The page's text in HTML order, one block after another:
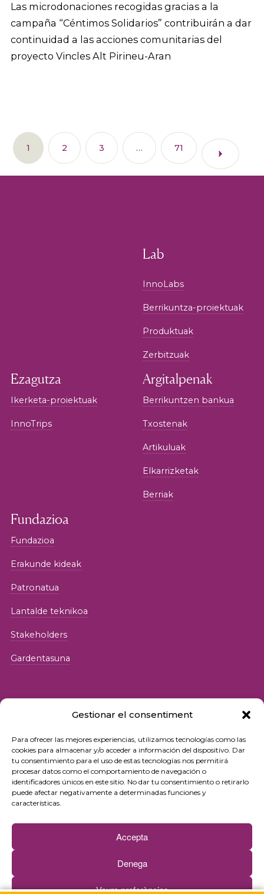
Gestionar el consentiment
Para ofrecer las mejores experiencias, utilizamos tecnologías como las
cookies para almacenar y/o acceder a información del dispositivo. Dar
tu consentimiento para el uso de estas tecnologías nos permitirá
procesar datos como el comportamiento de navegación o
identificadores únicos en este sitio. No dar tu consentimiento o retirarlo
puede afectar negativamente a determinadas funciones y
características.
Accepta
Denega
Veure preferències
Las microdonaciones recogidas gracias a la
campaña “Céntimos Solidarios” contribuirán a dar
continuidad a las acciones comunitarias del
proyecto Vincles Alt Pirineu-Aran
1 2 3 … 71
Lab
InnoLabs
Berrikuntza-proiektuak
Produktuak
Zerbitzuak
Ezagutza
Ikerketa-proiektuak
InnoTrips
Argitalpenak
Berrikuntzen bankua
Txostenak
Artikuluak
Elkarrizketak
Berriak
Fundazioa
Fundazioa
Erakunde kideak
Patronatua
Lantalde teknikoa
Stakeholders
Gardentasuna
© 2026 Fundació iSocial
Pribatutasun-politika
Erabilera-baldintzak
Cookie politika
Kontaktua